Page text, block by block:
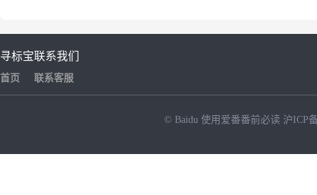
寻标宝
首页
联系我们
联系客服
© Baidu 使用爱番番前必读 沪ICP